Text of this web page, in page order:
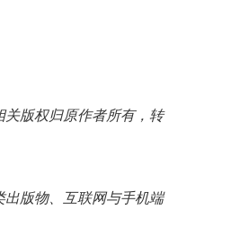
版权归原作者所有，转
版物、互联网与手机端